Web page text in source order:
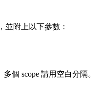
並附上以下參數：
多個 scope 請用空白分隔。